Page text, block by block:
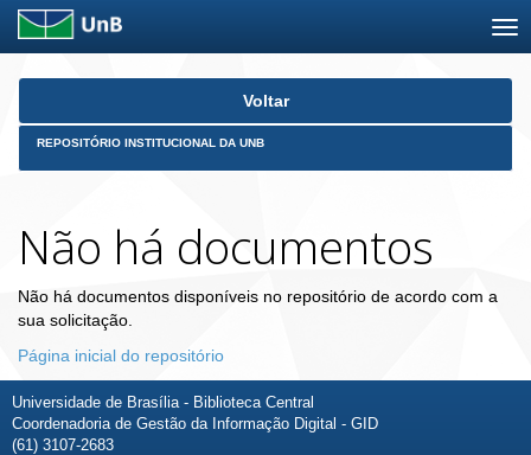
Skip
Voltar
REPOSITÓRIO INSTITUCIONAL DA UNB
Não há documentos
Não há documentos disponíveis no repositório de acordo com a
sua solicitação.
Página inicial do repositório
Universidade de Brasília - Biblioteca Central
Coordenadoria de Gestão da Informação Digital - GID
(61) 3107-2683